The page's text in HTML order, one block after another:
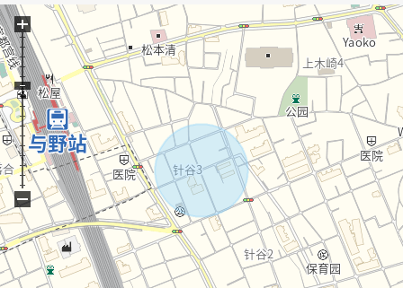
■ 在找想要的家方面给予帮助的━━━━━・・・
房源的详细、需讨论是如有意向，请跟我们联系。
+
−